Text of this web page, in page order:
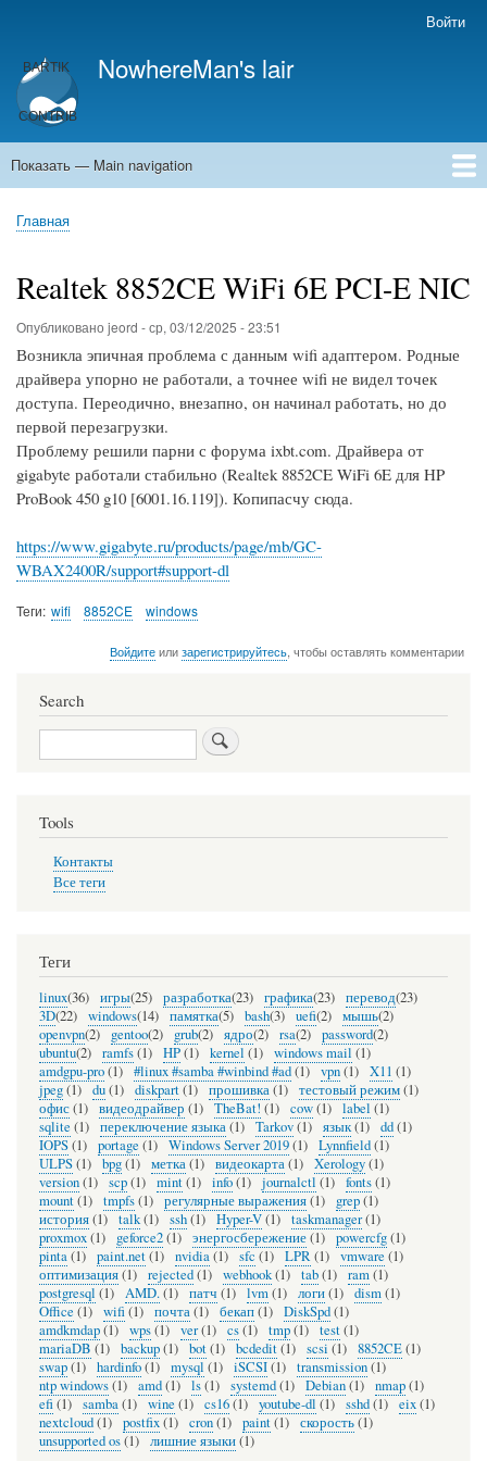
основному
содержанию
account
menu
Войти
NowhereMan's lair
Main
Показать — Main navigation
Главная
Кулинария
Строка
Главная
Realtek 8852CE WiFi 6E PCI-E NIC
Опубликовано jeord -ср, 03/12/2025 - 23:51
Возникла эпичная проблема с данным wifi адаптером. Родные
драйвера упорно не работали, а точнее wifi не видел точек
доступа. Переодично, внезапно, он начинал работать, но до
первой перезагрузки.
Проблему решили парни с форума ixbt.com. Драйвера от
gigabyte работали стабильно (Realtek 8852CE WiFi 6E для HP
ProBook 450 g10 [6001.16.119]). Копипасчу сюда.
https://www.gigabyte.ru/products/page/mb/GC-
WBAX2400R/support#support-dl
Теги wifi 8852CE windows
Войдитеилизарегистрируйтесь, чтобы оставлять комментарии
Search
Search
Tools
Контакты
Все теги
Теги
linux(36) игры(25) разработка(23) графика(23) перевод(23)
3D(22) windows(14) памятка(5) bash(3) uefi(2) мышь(2)
openvpn(2) gentoo(2) grub(2) ядро(2) rsa(2) password(2)
ubuntu(2) ramfs(1) HP(1) kernel (1) windows mail (1)
amdgpu-pro(1) #linux #samba #winbind #ad(1) vpn(1) X11 (1)
jpeg(1) du(1) diskpart(1) прошивка(1) тестовый режим(1)
офис(1) видеодрайвер (1) TheBat! (1) cow(1) label (1)
sqlite (1) переключение языка(1) Tarkov(1) язык(1) dd(1)
IOPS(1) portage (1) Windows Server 2019(1) Lynnfield(1)
ULPS(1) bpg(1) метка(1) видеокарта(1) Xerology(1)
version(1) scp(1) mint(1) info(1) journalctl (1) fonts(1)
mount(1) tmpfs(1) регулярные выражения(1) grep(1)
история(1) talk(1) ssh(1) Hyper-V(1) taskmanager(1)
proxmox(1) geforce2(1) энергосбережение(1) powercfg(1)
pinta(1) paint.net(1) nvidia(1) sfc (1) LPR(1) vmware (1)
оптимизация(1) rejected(1) webhook(1) tab(1) ram(1)
postgresql (1) AMD.(1) патч (1) lvm(1) логи(1) dism(1)
Office (1) wifi(1) почта(1) бекап(1) DiskSpd(1)
amdkmdap(1) wps(1) ver(1) cs(1) tmp(1) test(1)
mariaDB (1) backup(1) bot(1) bcdedit(1) scsi (1) 8852CE(1)
swap(1) hardinfo(1) mysql (1) iSCSI(1) transmission(1)
ntp windows(1) amd(1) ls(1) systemd(1) Debian(1) nmap(1)
efi(1) samba(1) wine (1) cs16(1) youtube-dl (1) sshd(1) eix(1)
nextcloud(1) postfix(1) cron(1) paint(1) скорость(1)
unsupported os(1) лишние языки(1)